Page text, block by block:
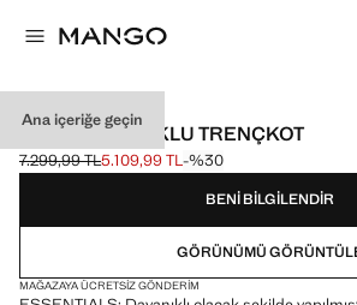
Ana içeriğe geçin
SU ITICI PAMUKLU TRENÇKOT
Üstü çizili ilk fiyat [7.299,99 TL ]
7.299,99 TL
Güncel fiyat [5.109,99 TL ]
5.109,99 TL-%30
Bir renk seçin
BENI BILGILENDIR
GÖRÜNÜMÜ
MAĞAZAYA ÜCRETSIZ GÖNDERIM